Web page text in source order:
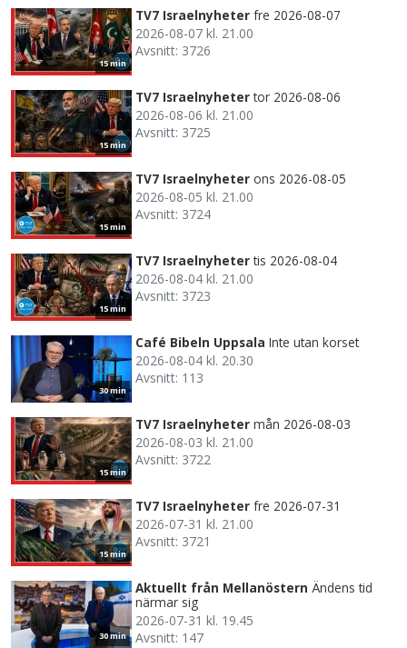
15 min
TV7 Israelnyheter fre 2026-08-07
2026-08-07 kl. 21.00
Avsnitt: 3726
15 min
TV7 Israelnyheter tor 2026-08-06
2026-08-06 kl. 21.00
Avsnitt: 3725
15 min
TV7 Israelnyheter ons 2026-08-05
2026-08-05 kl. 21.00
Avsnitt: 3724
15 min
TV7 Israelnyheter tis 2026-08-04
2026-08-04 kl. 21.00
Avsnitt: 3723
30 min
Café Bibeln Uppsala Inte utan korset
2026-08-04 kl. 20.30
Avsnitt: 113
15 min
TV7 Israelnyheter mån 2026-08-03
2026-08-03 kl. 21.00
Avsnitt: 3722
15 min
TV7 Israelnyheter fre 2026-07-31
2026-07-31 kl. 21.00
Avsnitt: 3721
30 min
Aktuellt från Mellanöstern Ändens tid
närmar sig
2026-07-31 kl. 19.45
Avsnitt: 147